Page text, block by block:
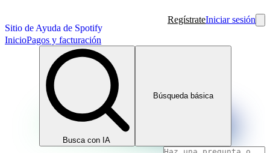
Sitio de Ayuda de Spotify
RegístrateIniciar sesión
InicioPagos y facturación
Busca con IA
Búsqueda básica